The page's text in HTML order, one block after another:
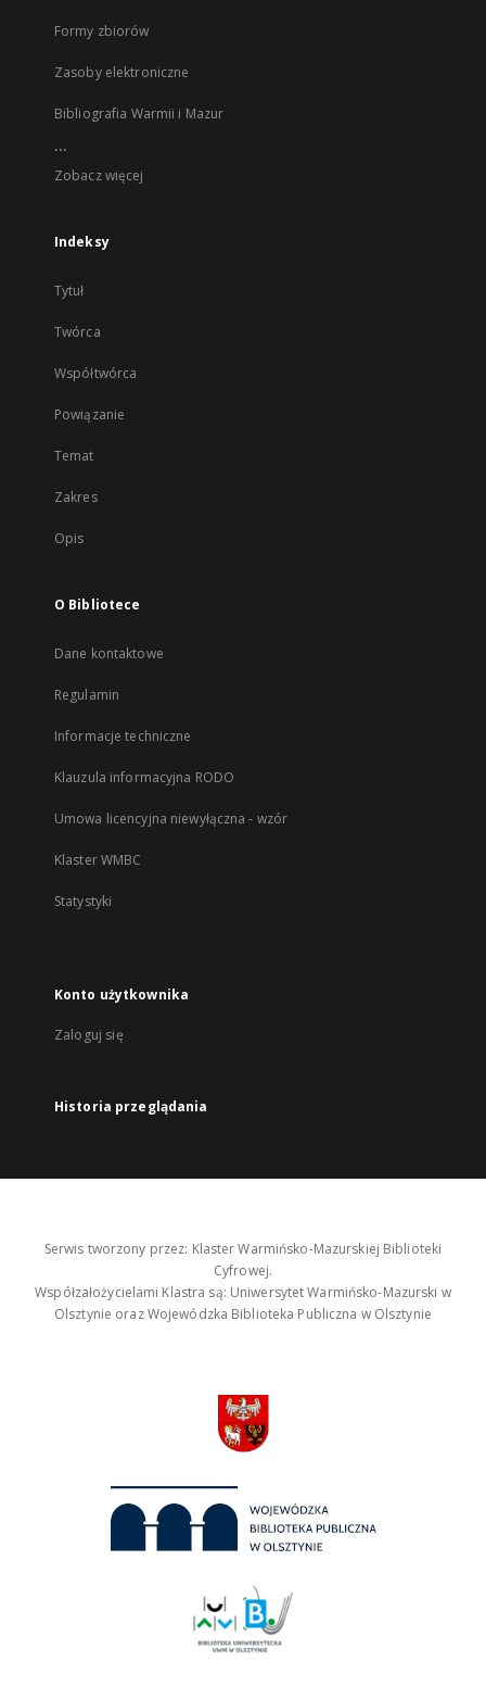
Formy zbiorów
Zasoby elektroniczne
Bibliografia Warmii i Mazur
...
Zobacz więcej
Indeksy
Tytuł
Twórca
Współtwórca
Powiązanie
Temat
Zakres
Opis
O Bibliotece
Dane kontaktowe
Regulamin
Informacje techniczne
Klauzula informacyjna RODO
Umowa licencyjna niewyłączna - wzór
Klaster WMBC
Statystyki
Konto użytkownika
Zaloguj się
Historia przeglądania
Serwis tworzony przez: Klaster Warmińsko-Mazurskiej Biblioteki
Cyfrowej.
Współzałożycielami Klastra są: Uniwersytet Warmińsko-Mazurski w
Olsztynie oraz Wojewódzka Biblioteka Publiczna w Olsztynie